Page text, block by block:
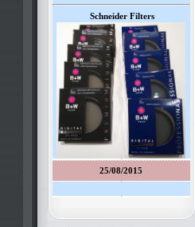
Schneider Filters
25/08/2015